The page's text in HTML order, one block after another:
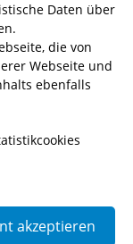
Der
Lehre
Daten über
die von
Webseite und
ebenfalls
akzeptieren